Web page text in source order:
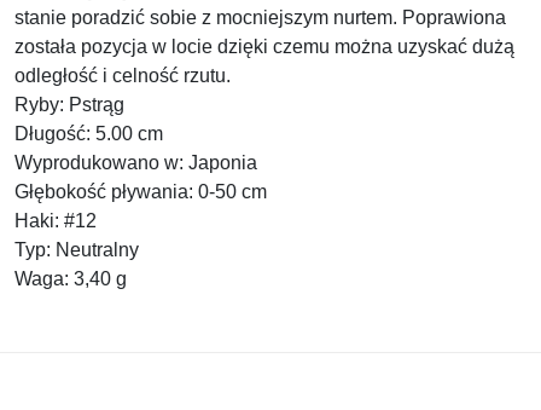
stanie poradzić sobie z mocniejszym nurtem. Poprawiona
została pozycja w locie dzięki czemu można uzyskać dużą
odległość i celność rzutu.
Ryby: Pstrąg
Długość: 5.00 cm
Wyprodukowano w: Japonia
Głębokość pływania: 0-50 cm
Haki: #12
Typ: Neutralny
Waga: 3,40 g